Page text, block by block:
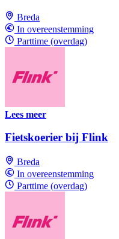
Breda
In overeenstemming
Parttime (overdag)
Lees meer
Fietskoerier bij Flink
Breda
In overeenstemming
Parttime (overdag)